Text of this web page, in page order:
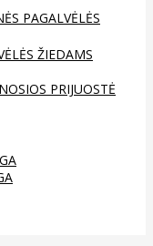
PAGALVĖLĖS
ŽIEDAMS
PRIJUOSTĖ